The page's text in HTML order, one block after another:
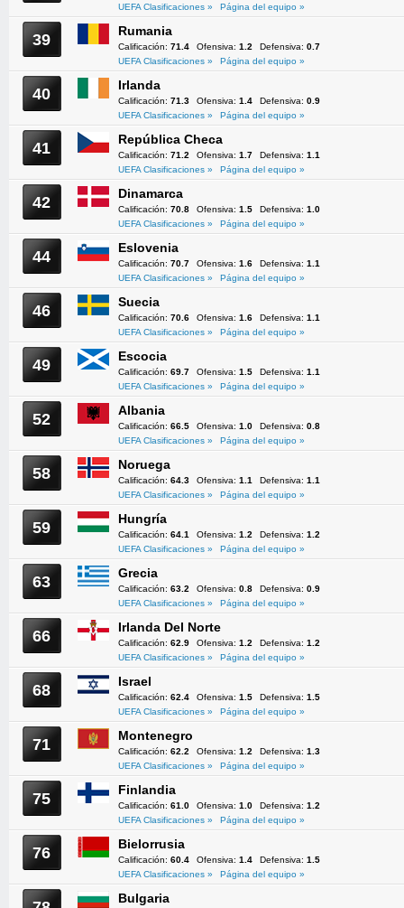
UEFA Clasificaciones »
Página del equipo »
39 Rumania
Calificación: 71.4 Ofensiva: 1.2 Defensiva: 0.7
UEFA Clasificaciones »
Página del equipo »
40 Irlanda
Calificación: 71.3 Ofensiva: 1.4 Defensiva: 0.9
UEFA Clasificaciones »
Página del equipo »
41 República Checa
Calificación: 71.2 Ofensiva: 1.7 Defensiva: 1.1
UEFA Clasificaciones »
Página del equipo »
42 Dinamarca
Calificación: 70.8 Ofensiva: 1.5 Defensiva: 1.0
UEFA Clasificaciones »
Página del equipo »
44 Eslovenia
Calificación: 70.7 Ofensiva: 1.6 Defensiva: 1.1
UEFA Clasificaciones »
Página del equipo »
46 Suecia
Calificación: 70.6 Ofensiva: 1.6 Defensiva: 1.1
UEFA Clasificaciones »
Página del equipo »
49 Escocia
Calificación: 69.7 Ofensiva: 1.5 Defensiva: 1.1
UEFA Clasificaciones »
Página del equipo »
52 Albania
Calificación: 66.5 Ofensiva: 1.0 Defensiva: 0.8
UEFA Clasificaciones »
Página del equipo »
58 Noruega
Calificación: 64.3 Ofensiva: 1.1 Defensiva: 1.1
UEFA Clasificaciones »
Página del equipo »
59 Hungría
Calificación: 64.1 Ofensiva: 1.2 Defensiva: 1.2
UEFA Clasificaciones »
Página del equipo »
63 Grecia
Calificación: 63.2 Ofensiva: 0.8 Defensiva: 0.9
UEFA Clasificaciones »
Página del equipo »
66 Irlanda Del Norte
Calificación: 62.9 Ofensiva: 1.2 Defensiva: 1.2
UEFA Clasificaciones »
Página del equipo »
68 Israel
Calificación: 62.4 Ofensiva: 1.5 Defensiva: 1.5
UEFA Clasificaciones »
Página del equipo »
71 Montenegro
Calificación: 62.2 Ofensiva: 1.2 Defensiva: 1.3
UEFA Clasificaciones »
Página del equipo »
75 Finlandia
Calificación: 61.0 Ofensiva: 1.0 Defensiva: 1.2
UEFA Clasificaciones »
Página del equipo »
76 Bielorrusia
Calificación: 60.4 Ofensiva: 1.4 Defensiva: 1.5
UEFA Clasificaciones »
Página del equipo »
Bulgaria